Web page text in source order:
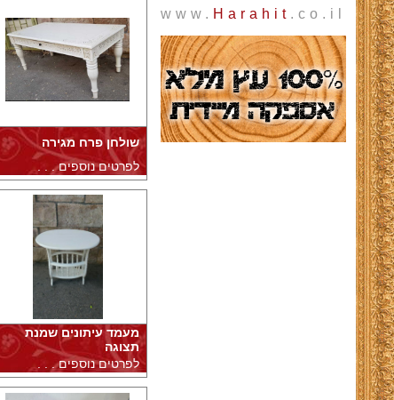
www. Harahit .co.il
שולחן פרח מגירה
לפרטים נוספים . . .
מעמד עיתונים שמנת
תצוגה
לפרטים נוספים . . .